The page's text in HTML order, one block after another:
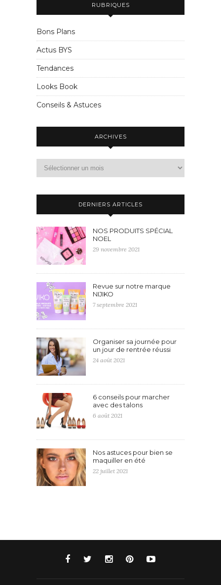
RUBRIQUES
Bons Plans
Actus BYS
Tendances
Looks Book
Conseils & Astuces
ARCHIVES
DERNIERS ARTICLES
NOS PRODUITS SPÉCIAL
NOEL
29 novembre 2021
Revue sur notre marque
NIJIKO
7 septembre 2021
Organiser sa journée pour
un jour de rentrée réussi
24 août 2021
6 conseils pour marcher
avec des talons
6 août 2021
Nos astuces pour bien se
maquiller en été
22 juillet 2021